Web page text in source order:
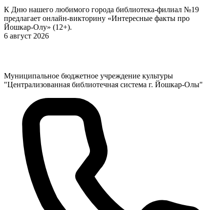
К Дню нашего любимого города библиотека-филиал №19
предлагает онлайн-викторину «Интересные факты про
Йошкар-Олу» (12+).
6 август 2026
Муниципальное бюджетное учреждение культуры
"Централизованная библиотечная система г. Йошкар-Олы"